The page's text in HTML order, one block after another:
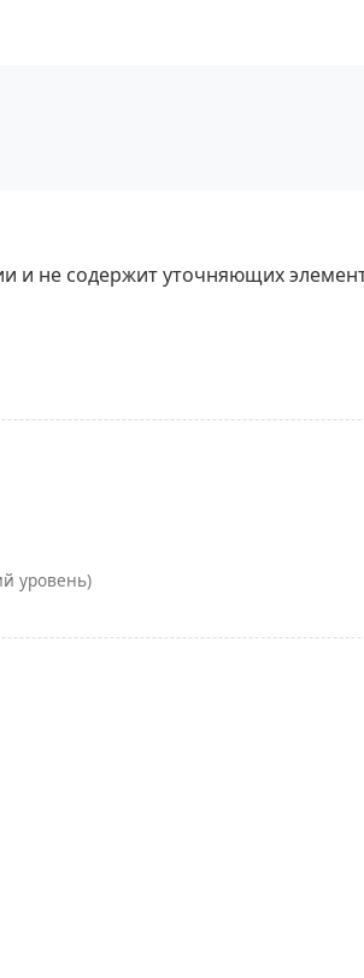
и не содержит уточняющих
уровень)